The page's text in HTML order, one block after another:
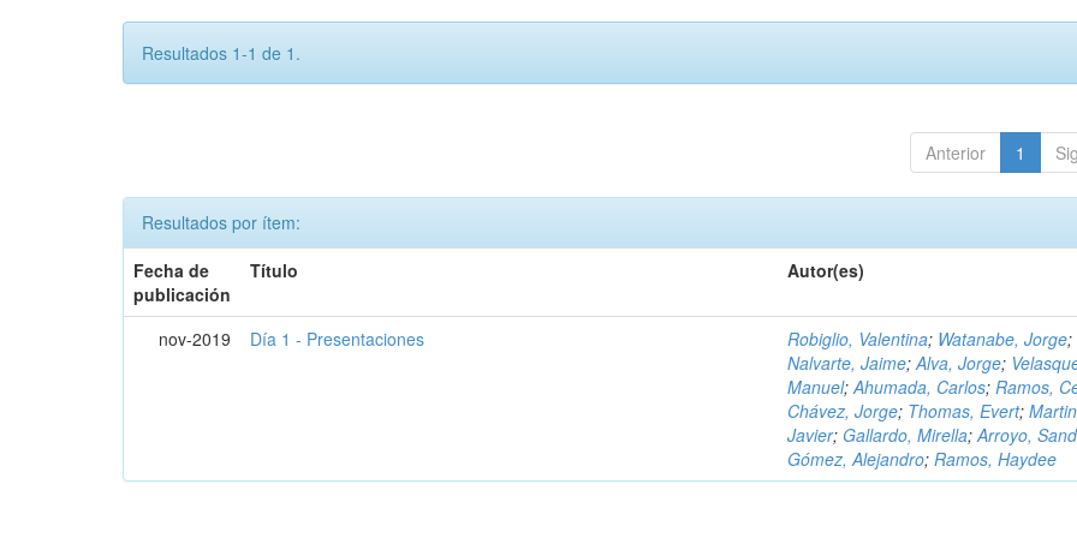
Resultados 1-1 de 1.
Anterior 1
Resultados por ítem:
Fecha de
publicación
Título Autor(es)
nov-2019 Día 1 - Presentaciones Robiglio, Valentina; Watanabe, Jorge;
Nalvarte, Jaime;Alva, Jorge;
Manuel;Ahumada, Carlos;Ramos,
Chávez, Jorge; Thomas, Evert;
Javier; Gallardo, Mirella;Arroyo,
Gómez, Alejandro;Ramos, Haydee